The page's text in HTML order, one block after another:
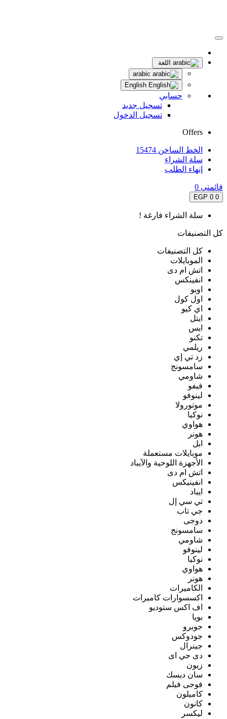
اللغة
حسابي
تسجيل جديد
تسجيل الدخول
Offers
الخط الساخن 15474
سلة الشراء
إنهاء الطلب
قائمتى 0
0
0 EGP
سلة الشراء فارغة !
كل التصنيفات
كل التصنيفات
الموبايلات
اتش ام دى
انفينكس
اوبو
اول كول
اي كيو
ايتل
ايس
تكنو
ريلمي
زد تي إي
سامسونج
شاومي
فيفو
لينوفو
موتورولا
نوكيا
هواوي
هونر
ابل
موبايلات مستعملة
الأجهزة اللوحية والآيباد
اتش ام دى
انفينيكس
ايباد
تي سي إل
جي تاب
دوجى
سامسونج
شاومي
لينوفو
نوكيا
هواوي
هونر
الكاميرات
اكسسوارات كاميرات
اف اكس ستوديو
بويا
جوبرو
جودوكس
جينرال
دى جي اى
زيون
سان ديسك
فوجى فيلم
كاميلون
كانون
ليكسر